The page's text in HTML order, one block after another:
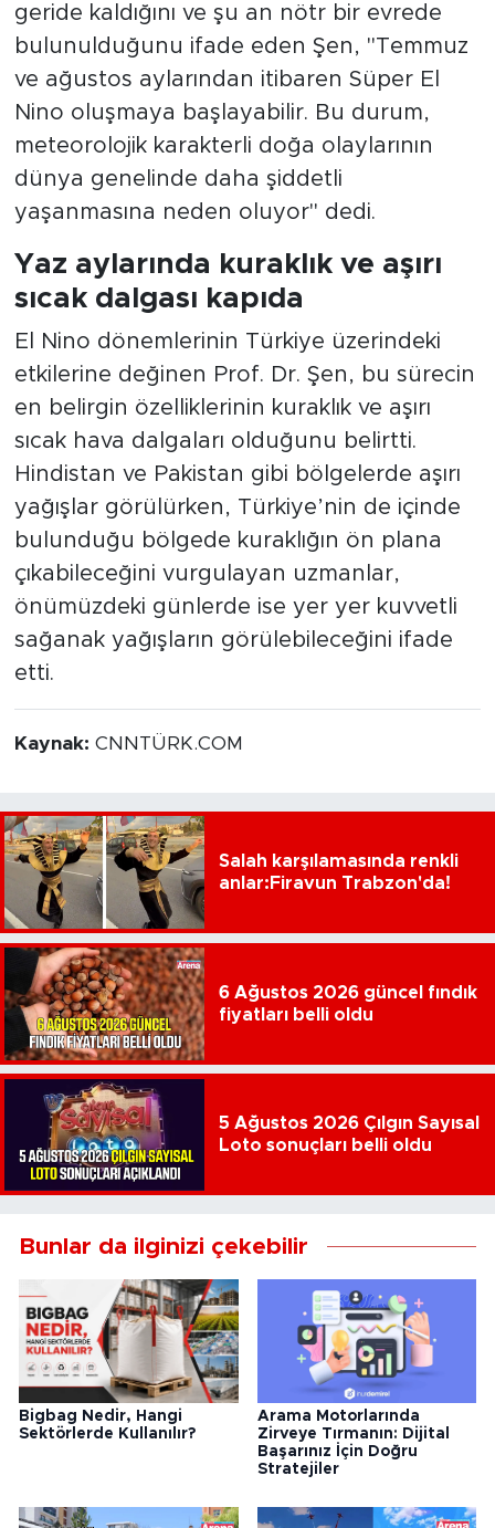
geride kaldığını ve şu an nötr bir evrede
bulunulduğunu ifade eden Şen, "Temmuz
ve ağustos aylarından itibaren Süper El
Nino oluşmaya başlayabilir. Bu durum,
meteorolojik karakterli doğa olaylarının
dünya genelinde daha şiddetli
yaşanmasına neden oluyor" dedi.
Yaz aylarında kuraklık ve aşırı
sıcak dalgası kapıda
El Nino dönemlerinin Türkiye üzerindeki
etkilerine değinen Prof. Dr. Şen, bu sürecin
en belirgin özelliklerinin kuraklık ve aşırı
sıcak hava dalgaları olduğunu belirtti.
Hindistan ve Pakistan gibi bölgelerde aşırı
yağışlar görülürken, Türkiye’nin de içinde
bulunduğu bölgede kuraklığın ön plana
çıkabileceğini vurgulayan uzmanlar,
önümüzdeki günlerde ise yer yer kuvvetli
sağanak yağışların görülebileceğini ifade
etti.
Kaynak: CNNTÜRK.COM
Salah karşılamasında renkli
anlar:Firavun Trabzon'da!
6 Ağustos 2026 güncel fındık
fiyatları belli oldu
5 Ağustos 2026 Çılgın Sayısal
Loto sonuçları belli oldu
Bunlar da ilginizi çekebilir
Bigbag Nedir, Hangi
Sektörlerde Kullanılır?
Arama Motorlarında
Zirveye Tırmanın: Dijital
Başarınız İçin Doğru
Stratejiler